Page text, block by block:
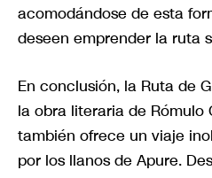
acomodándose de esta
deseen emprender la ruta
En conclusión, la Ruta de
la obra literaria de Rómulo
también ofrece un viaje
por los llanos de Apure.